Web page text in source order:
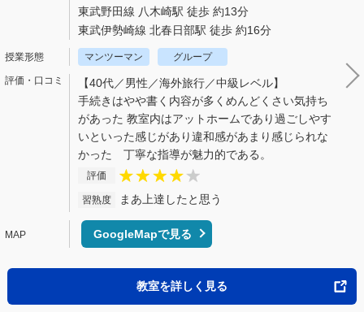
東武野田線 八木崎駅 徒歩 約13分
東武伊勢崎線 北春日部駅 徒歩 約16分
マンツーマン グループ
【40代／男性／海外旅行／中級レベル】
手続きはやや書く内容が多くめんどくさい気持ち
があった 教室内はアットホームであり過ごしやす
いといった感じがあり違和感があまり感じられな
かった 丁寧な指導が魅力的である。
評価
習熟度 まあ上達したと思う
GoogleMapで見る
教室を詳しく見る